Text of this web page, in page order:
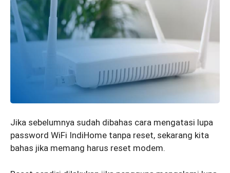
Jika sebelumnya sudah dibahas cara mengatasi lupa
password WiFi IndiHome tanpa reset, sekarang kita
bahas jika memang harus reset modem.